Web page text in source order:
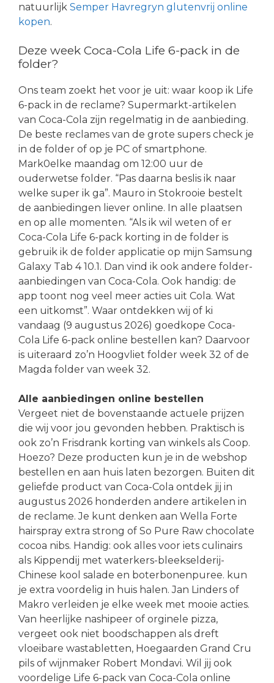
natuurlijk Semper Havregryn glutenvrij online
kopen.
Deze week Coca-Cola Life 6-pack in de
folder?
Ons team zoekt het voor je uit: waar koop ik Life
6-pack in de reclame? Supermarkt-artikelen
van Coca-Cola zijn regelmatig in de aanbieding.
De beste reclames van de grote supers check je
in de folder of op je PC of smartphone.
Mark0elke maandag om 12:00 uur de
ouderwetse folder. “Pas daarna beslis ik naar
welke super ik ga”. Mauro in Stokrooie bestelt
de aanbiedingen liever online. In alle plaatsen
en op alle momenten. “Als ik wil weten of er
Coca-Cola Life 6-pack korting in de folder is
gebruik ik de folder applicatie op mijn Samsung
Galaxy Tab 4 10.1. Dan vind ik ook andere folder-
aanbiedingen van Coca-Cola. Ook handig: de
app toont nog veel meer acties uit Cola. Wat
een uitkomst”. Waar ontdekken wij of ki
vandaag (9 augustus 2026) goedkope Coca-
Cola Life 6-pack online bestellen kan? Daarvoor
is uiteraard zo’n Hoogvliet folder week 32 of de
Magda folder van week 32.
Alle aanbiedingen online bestellen
Vergeet niet de bovenstaande actuele prijzen
die wij voor jou gevonden hebben. Praktisch is
ook zo’n Frisdrank korting van winkels als Coop.
Hoezo? Deze producten kun je in de webshop
bestellen en aan huis laten bezorgen. Buiten dit
geliefde product van Coca-Cola ontdek jij in
augustus 2026 honderden andere artikelen in
de reclame. Je kunt denken aan Wella Forte
hairspray extra strong of So Pure Raw chocolate
cocoa nibs. Handig: ook alles voor iets culinairs
als Kippendij met waterkers-bleekselderij-
Chinese kool salade en boterbonenpuree. kun
je extra voordelig in huis halen. Jan Linders of
Makro verleiden je elke week met mooie acties.
Van heerlijke nashipeer of orginele pizza,
vergeet ook niet boodschappen als dreft
vloeibare wastabletten, Hoegaarden Grand Cru
pils of wijnmaker Robert Mondavi. Wil jij ook
voordelige Life 6-pack van Coca-Cola online